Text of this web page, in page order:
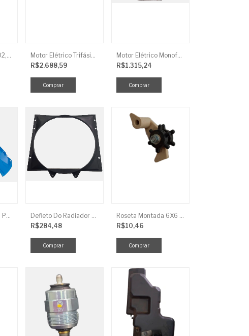
Motor Trif Aberto 02,00CV 4P
Motor Elétrico Trifásico Semi-Blindado 2CV 4 Polos IP44
R$2.688,59
Motor Elétrico Monofásico Aberto 0,5CV 4 Polos
R$1.315,24
Protetor LS Frontal Para-Lama LE SBG870FCI
Defleto Do Radiador LS TRG170
R$284,48
Roseta Montada 6X6 Soja Universal
R$10,46